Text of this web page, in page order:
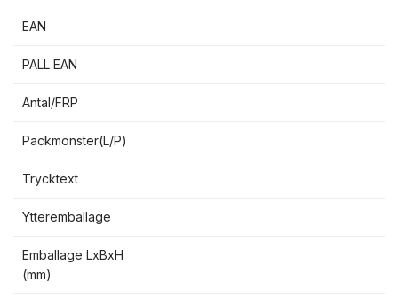
EAN
PALL EAN
Antal/FRP
Packmönster(L/P)
Trycktext
Ytteremballage
Emballage LxBxH
(mm)